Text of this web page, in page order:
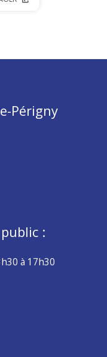
Périgny
:
à 17h30